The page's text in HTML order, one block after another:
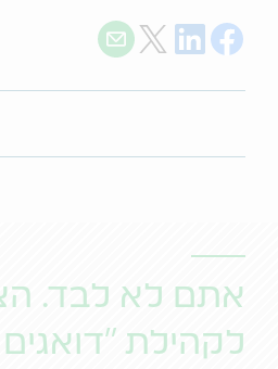
Share on Facebook
Share on LinkedIn
Share on Twitter
with E-mail
אתם לא לבד.
לקהילת